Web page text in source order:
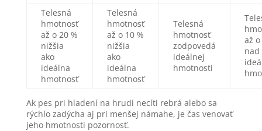
Telesná
hmotnosť
až o 20 %
nižšia
ako
ideálna
hmotnosť
Telesná
hmotnosť
až o 10 %
nižšia
ako
ideálna
hmotnosť
Telesná
hmotnosť
zodpovedá
ideálnej
hmotnosti
až
nad
Ak pes pri hladení na hrudi necíti rebrá alebo sa
rýchlo zadýcha aj pri menšej námahe, je čas venovať
jeho hmotnosti pozornosť.